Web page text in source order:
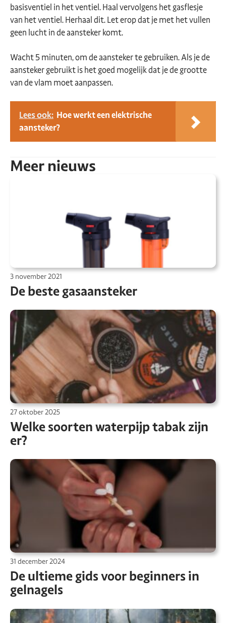
basisventiel in het ventiel. Haal vervolgens het gasflesje
van het ventiel. Herhaal dit. Let erop dat je met het vullen
geen lucht in de aansteker komt.
Wacht 5 minuten, om de aansteker te gebruiken. Als je de
aansteker gebruikt is het goed mogelijk dat je de grootte
van de vlam moet aanpassen.
Lees ook: Hoe werkt een elektrische
aansteker?
Meer nieuws
3 november 2021
De beste gasaansteker
27 oktober 2025
Welke soorten waterpijp tabak zijn
er?
31 december 2024
De ultieme gids voor beginners in
gelnagels